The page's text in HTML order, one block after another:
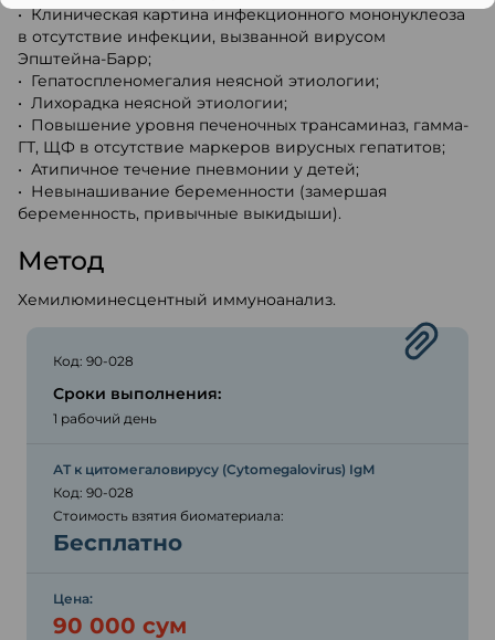
• Клиническая картина инфекционного мононуклеоза
в отсутствие инфекции, вызванной вирусом
Эпштейна-Барр;
• Гепатоспленомегалия неясной этиологии;
• Лихорадка неясной этиологии;
• Повышение уровня печеночных трансаминаз, гамма-
ГТ, ЩФ в отсутствие маркеров вирусных гепатитов;
• Атипичное течение пневмонии у детей;
• Невынашивание беременности (замершая
беременность, привычные выкидыши).
Метод
Хемилюминесцентный иммуноанализ.
Код: 90-028
Сроки выполнения:
1 рабочий день
АТ к цитомегаловирусу (Cytomegalovirus) IgM
Код: 90-028
Стоимость взятия биоматериала:
Бесплатно
Цена:
90 000 сум